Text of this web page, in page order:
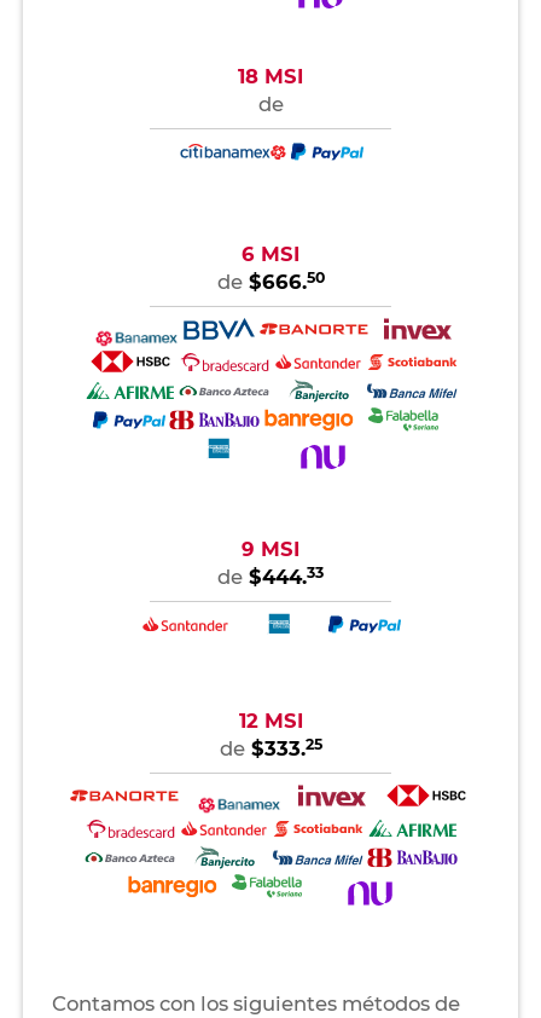
18 MSI
de
6 MSI
de $666.50
9 MSI
de $444.33
12 MSI
de $333.25
Contamos con los siguientes métodos de